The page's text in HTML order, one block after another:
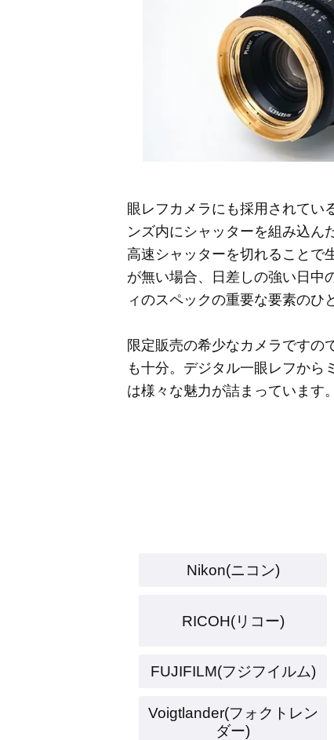
眼レフカメラにも採用されてい
ンズ内にシャッターを組み込ん
高速シャッターを切れることで
が無い場合、日差しの強い日中
ィのスペックの重要な要素のひ
限定販売の希少なカメラですの
も十分。デジタル一眼レフから
は様々な魅力が詰まっています
Nikon(ニコン)
RICOH(リコー)
FUJIFILM(フジフイルム)
Voigtlander(フォクトレン
ダー)